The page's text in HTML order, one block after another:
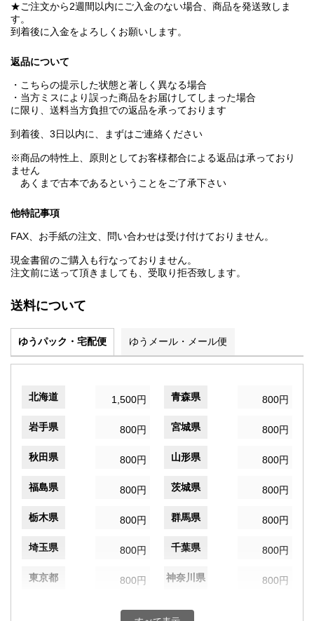
★ご注文から2週間以内にご入金のない場合、商品を発送致しま
す。
到着後に入金をよろしくお願いします。
返品について
・こちらの提示した状態と著しく異なる場合
・当方ミスにより誤った商品をお届けしてしまった場合
に限り、送料当方負担での返品を承っております
到着後、3日以内に、まずはご連絡ください
※商品の特性上、原則としてお客様都合による返品は承っており
ません
あくまで古本であるということをご了承下さい
他特記事項
FAX、お手紙の注文、問い合わせは受け付けておりません。
現金書留のご購入も行なっておりません。
注文前に送って頂きましても、受取り拒否致します。
送料について
ゆうパック・宅配便 ゆうメール・メール便
北海道 1,500円 青森県 800円
岩手県 800円 宮城県 800円
秋田県 800円 山形県 800円
福島県 800円 茨城県 800円
栃木県 800円 群馬県 800円
埼玉県 800円 千葉県 800円
東京都 800円 神奈川県 800円
800円 富山県